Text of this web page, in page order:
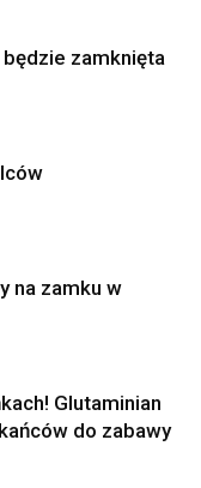
zamknięta
na zamku w
Glutaminian
do zabawy